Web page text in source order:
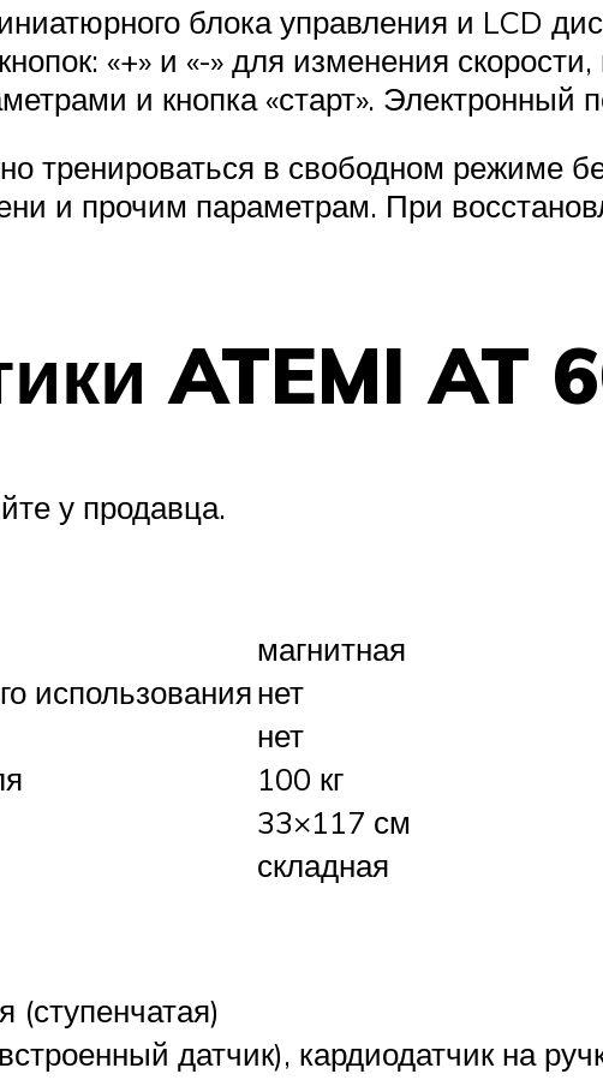
блока управления и LCD
«+» и «-» для изменения
и кнопка «старт». Электронный
тренироваться в свободном режиме
и прочим параметрам. При
ATEMI AT
у продавца.
магнитная
использованиянет
нет
100 кг
33×117 см
складная
(ступенчатая)
датчик), кардиодатчик на